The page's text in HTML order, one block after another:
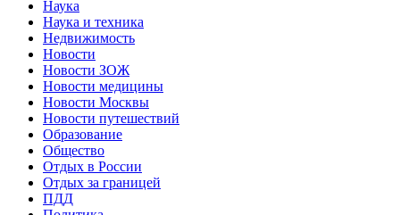
Наука
Наука и техника
Недвижимость
Новости
Новости ЗОЖ
Новости медицины
Новости Москвы
Новости путешествий
Образование
Общество
Отдых в России
Отдых за границей
ПДД